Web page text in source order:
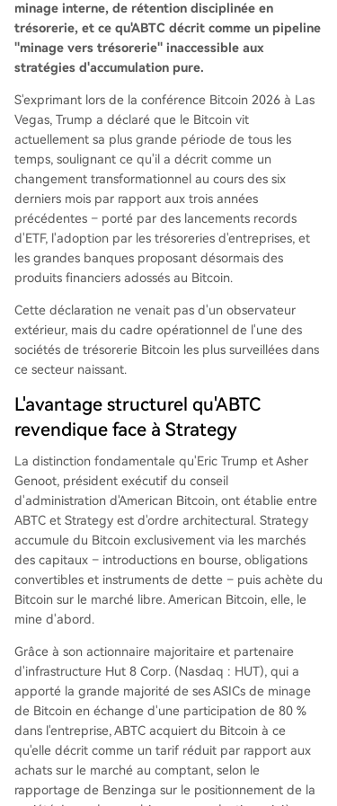
minage interne, de rétention disciplinée en
trésorerie, et ce qu'ABTC décrit comme un pipeline
"minage vers trésorerie" inaccessible aux
stratégies d'accumulation pure.
S'exprimant lors de la conférence Bitcoin 2026 à Las
Vegas, Trump a déclaré que le Bitcoin vit
actuellement sa plus grande période de tous les
temps, soulignant ce qu'il a décrit comme un
changement transformationnel au cours des six
derniers mois par rapport aux trois années
précédentes – porté par des lancements records
d'ETF, l'adoption par les trésoreries d'entreprises, et
les grandes banques proposant désormais des
produits financiers adossés au Bitcoin.
Cette déclaration ne venait pas d'un observateur
extérieur, mais du cadre opérationnel de l'une des
sociétés de trésorerie Bitcoin les plus surveillées dans
ce secteur naissant.
L'avantage structurel qu'ABTC
revendique face à Strategy
La distinction fondamentale qu'Eric Trump et Asher
Genoot, président exécutif du conseil
d'administration d'American Bitcoin, ont établie entre
ABTC et Strategy est d'ordre architectural. Strategy
accumule du Bitcoin exclusivement via les marchés
des capitaux – introductions en bourse, obligations
convertibles et instruments de dette – puis achète du
Bitcoin sur le marché libre. American Bitcoin, elle, le
mine d'abord.
Grâce à son actionnaire majoritaire et partenaire
d'infrastructure Hut 8 Corp. (Nasdaq : HUT), qui a
apporté la grande majorité de ses ASICs de minage
de Bitcoin en échange d'une participation de 80 %
dans l'entreprise, ABTC acquiert du Bitcoin à ce
qu'elle décrit comme un tarif réduit par rapport aux
achats sur le marché au comptant, selon le
rapportage de Benzinga sur le positionnement de la